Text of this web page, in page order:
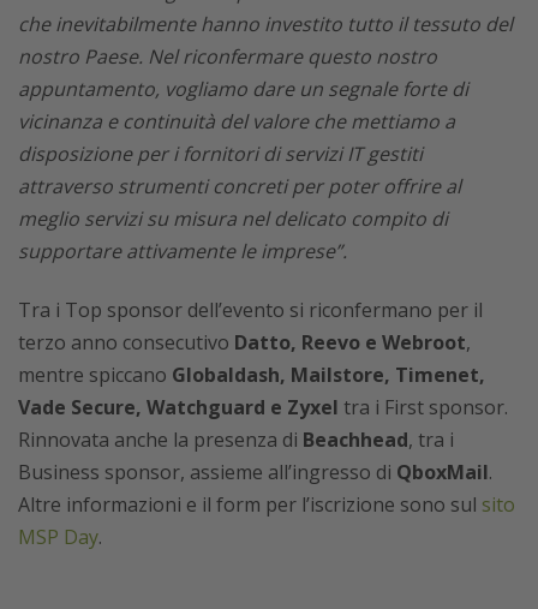
che inevitabilmente hanno investito tutto il tessuto del
nostro Paese. Nel riconfermare questo nostro
appuntamento, vogliamo dare un segnale forte di
vicinanza e continuità del valore che mettiamo a
disposizione per i fornitori di servizi IT gestiti
attraverso strumenti concreti per poter offrire al
meglio servizi su misura nel delicato compito di
supportare attivamente le imprese”.
Tra i Top sponsor dell’evento si riconfermano per il
terzo anno consecutivo Datto, Reevo e Webroot,
mentre spiccano Globaldash, Mailstore, Timenet,
Vade Secure, Watchguard e Zyxel tra i First sponsor.
Rinnovata anche la presenza di Beachhead, tra i
Business sponsor, assieme all’ingresso di QboxMail.
Altre informazioni e il form per l’iscrizione sono sul sito
MSP Day.